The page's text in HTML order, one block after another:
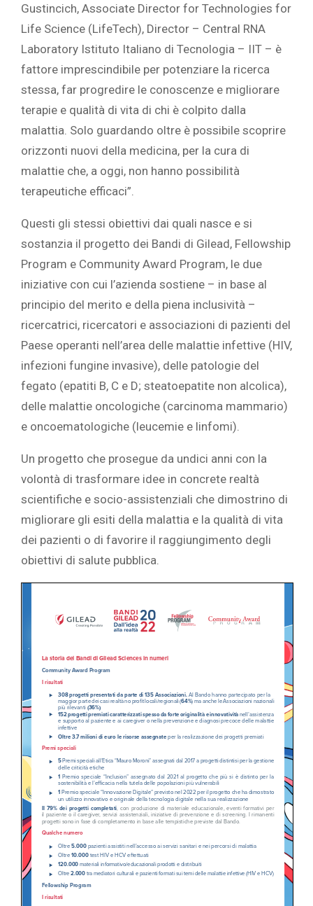
Gustincich, Associate Director for Technologies for
Life Science (LifeTech), Director – Central RNA
Laboratory Istituto Italiano di Tecnologia – IIT – è
fattore imprescindibile per potenziare la ricerca
stessa, far progredire le conoscenze e migliorare
terapie e qualità di vita di chi è colpito dalla
malattia. Solo guardando oltre è possibile scoprire
orizzonti nuovi della medicina, per la cura di
malattie che, a oggi, non hanno possibilità
terapeutiche efficaci”.
Questi gli stessi obiettivi dai quali nasce e si
sostanzia il progetto dei Bandi di Gilead, Fellowship
Program e Community Award Program, le due
iniziative con cui l’azienda sostiene – in base al
principio del merito e della piena inclusività –
ricercatrici, ricercatori e associazioni di pazienti del
Paese operanti nell’area delle malattie infettive (HIV,
infezioni fungine invasive), delle patologie del
fegato (epatiti B, C e D; steatoepatite non alcolica),
delle malattie oncologiche (carcinoma mammario)
e oncoematologiche (leucemie e linfomi).
Un progetto che prosegue da undici anni con la
volontà di trasformare idee in concrete realtà
scientifiche e socio-assistenziali che dimostrino di
migliorare gli esiti della malattia e la qualità di vita
dei pazienti o di favorire il raggiungimento degli
obiettivi di salute pubblica.